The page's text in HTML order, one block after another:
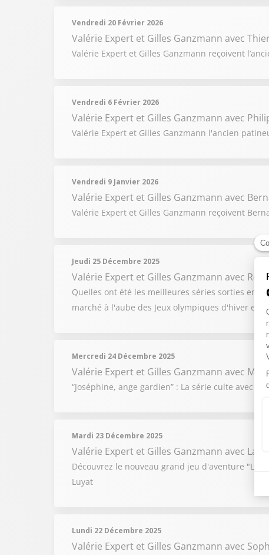
Vendredi 20 Février 2026
Valérie Expert et Gilles Ganzmann avec
Valérie Expert et Gilles Ganzmann reçoivent
Vendredi 6 Février 2026
Valérie Expert et Gilles Ganzmann avec
Valérie Expert et Gilles Ganzmann l'ancien
Vendredi 9 Janvier 2026
Valérie Expert et Gilles Ganzmann avec
Valérie Expert et Gilles Ganzmann reçoivent
Jeudi 25 Décembre 2025
Valérie Expert et Gilles Ganzmann avec
Quelles ont été les meilleures séries sorties en
marché à l'aube des Jeux olympiques d'hiver et
Mercredi 24 Décembre 2025
Valérie Expert et Gilles Ganzmann avec
“Joséphine, ange gardien” : La série culte avec
Mardi 23 Décembre 2025
Valérie Expert et Gilles Ganzmann avec
Découvrez le nouveau grand jeu d'aventure
Luyat
Lundi 22 Décembre 2025
Valérie Expert et Gilles Ganzmann avec